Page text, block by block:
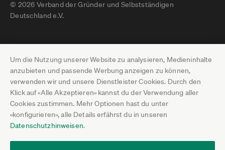
Um die Nutzung unserer Website zu analysieren, Medieninhalte
anzubieten und passende Werbung anzeigen zu können,
verwenden wir und unsere Dienstleister Cookies. Durch den
Klick auf «Alle Akzeptieren» kannst du der Verwendung aller
Cookies zustimmen. Mehr Optionen hast du unter
«konfigurieren», alle Details erfährst du in unseren
Datenschutzhinweisen.
© 2026 Verband der Gründer und Selbstständigen
Deutschland e.V.
Impressum
Datenschutz
Pressebereich
Jobs